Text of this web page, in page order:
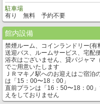
駐車場
有り 無料 予約不要
館内設備
禁煙ルーム、コインランドリー(有
送迎バス、ルームサービス、宅配
浴衣はございません、貸パジャマ
でご用意いたします
ＪＲマキノ駅へのお迎えはご宿泊
は「15：00〜18：00」
直前プランは「16：50〜18：00
えをしておりません